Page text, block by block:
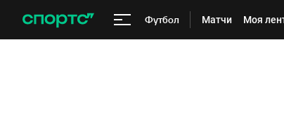
Футбол Матчи Моя